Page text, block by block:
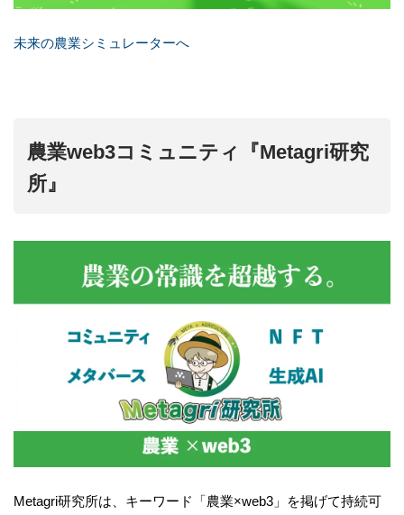
未来の農業シミュレーターへ
農業web3コミュニティ『Metagri研究
所』
Metagri研究所は、キーワード「農業×web3」を掲げて持続可